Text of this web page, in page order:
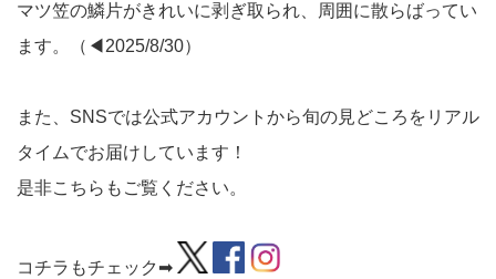
マツ笠の鱗片がきれいに剥ぎ取られ、周囲に散らばってい
ます。（◀2025/8/30）
また、SNSでは公式アカウントから旬の見どころをリアル
タイムでお届けしています！
是非こちらもご覧ください。
コチラもチェック➡